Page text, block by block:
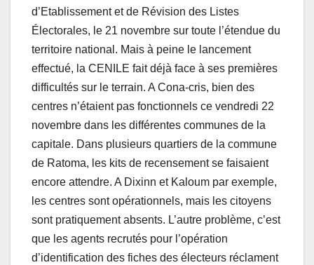
d’Etablissement et de Révision des Listes
Électorales, le 21 novembre sur toute l’étendue du
territoire national. Mais à peine le lancement
effectué, la CENILE fait déjà face à ses premières
difficultés sur le terrain. A Cona-cris, bien des
centres n’étaient pas fonctionnels ce vendredi 22
novembre dans les différentes communes de la
capitale. Dans plusieurs quartiers de la commune
de Ratoma, les kits de recensement se faisaient
encore attendre. A Dixinn et Kaloum par exemple,
les centres sont opérationnels, mais les citoyens
sont pratiquement absents. L’autre problème, c’est
que les agents recrutés pour l’opération
d’identification des fiches des électeurs réclament